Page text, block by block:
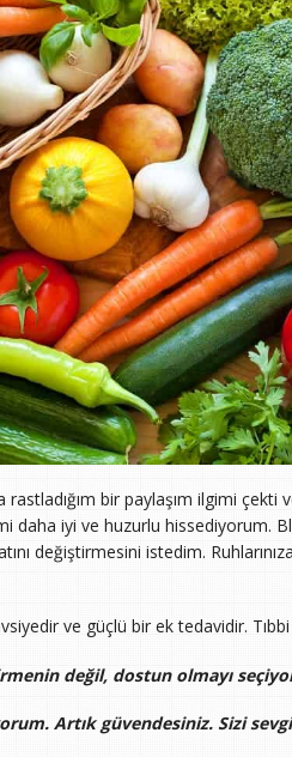
bir paylaşım ilgimi çekti
daha iyi ve huzurlu hissediyorum.
değiştirmesini istedim.
ve güçlü bir ek tedavidir.
değil, dostun olmayı
Artık güvendesiniz. Sizi